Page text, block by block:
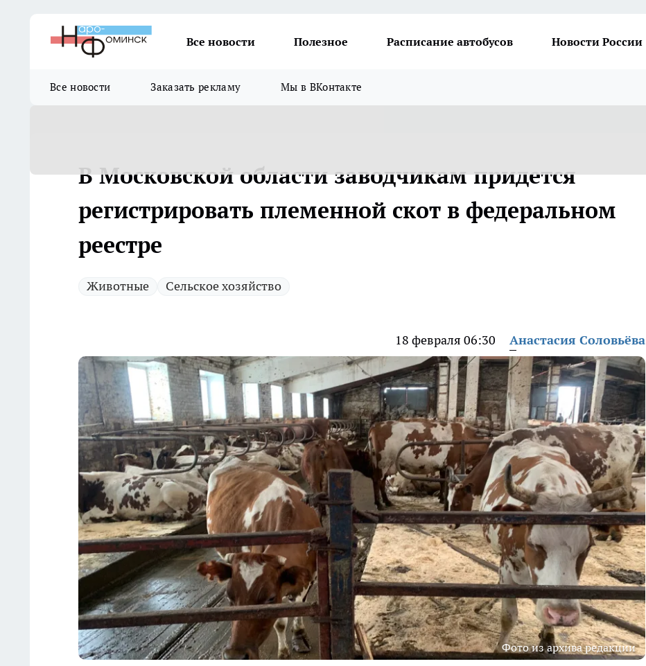
Все новости Полезное Расписание автобусов Новости России
Все новости Заказать рекламу Мы в ВКонтакте
В Московской области заводчикам придется
регистрировать племенной скот в федеральном
реестре
Животные Сельское хозяйство
18 февраля 06:30 Анастасия Соловьёва
Фото из архива редакции